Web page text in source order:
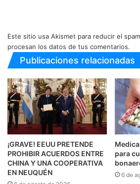
Este sitio usa Akismet para reducir el
procesan los datos de tus comentarios.
Publicaciones relacionadas
¡GRAVE! EEUU PRETENDE
PROHIBIR ACUERDOS ENTRE
CHINA Y UNA COOPERATIVA
EN NEUQUÉN
para
6 de